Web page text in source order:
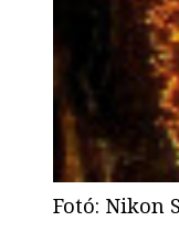
Fotó: Nikon